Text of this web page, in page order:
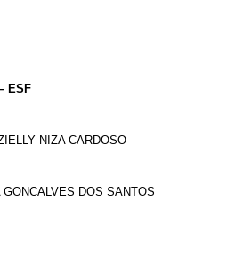
ESF
NIZA CARDOSO
GONCALVES DOS SANTOS